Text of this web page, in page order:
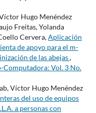
Hugo Menéndez
Freitas, Yolanda
Cervera,Aplicación
de apoyo para el m-
de las abejas,
Computadora: Vol. 3 No.
Víctor Hugo Menéndez
del uso de equipos
a personas con